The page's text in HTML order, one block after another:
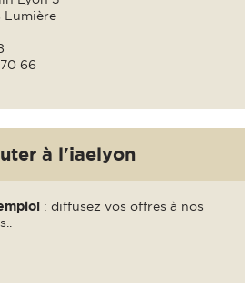
Lumière
66
à l'iaelyon
: diffusez vos offres à nos